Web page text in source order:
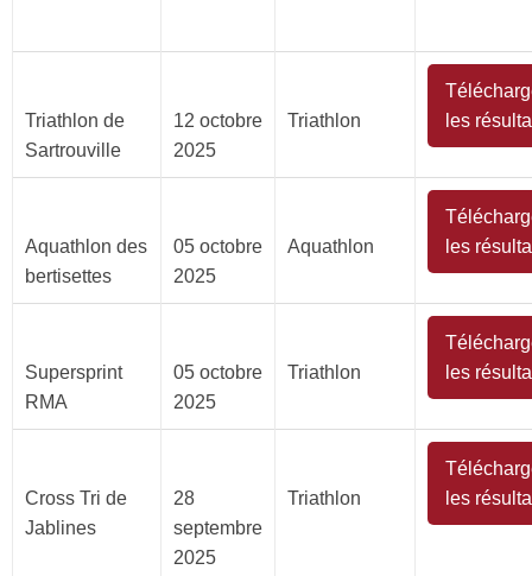
Triathlon de
Sartrouville
12 octobre
2025
Triathlon
les
Aquathlon des
bertisettes
05 octobre
2025
Aquathlon
les
Supersprint
RMA
05 octobre
2025
Triathlon
les
Cross Tri de
Jablines
28
septembre
2025
Triathlon
les